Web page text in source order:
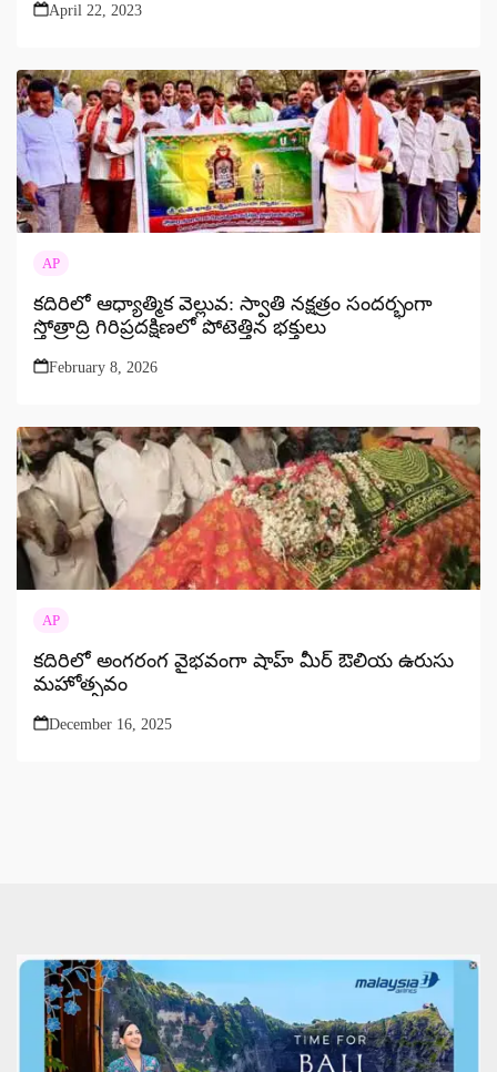
April 22, 2023
AP
కదిరిలో ఆధ్యాత్మిక వెల్లువ: స్వాతి నక్షత్రం సందర్భంగా
స్తోత్రాద్రి గిరిప్రదక్షిణలో పోటెత్తిన భక్తులు
February 8, 2026
AP
కదిరిలో అంగరంగ వైభవంగా షాహ్ మీర్ ఔలియ ఉరుసు
మహోత్సవం
December 16, 2025